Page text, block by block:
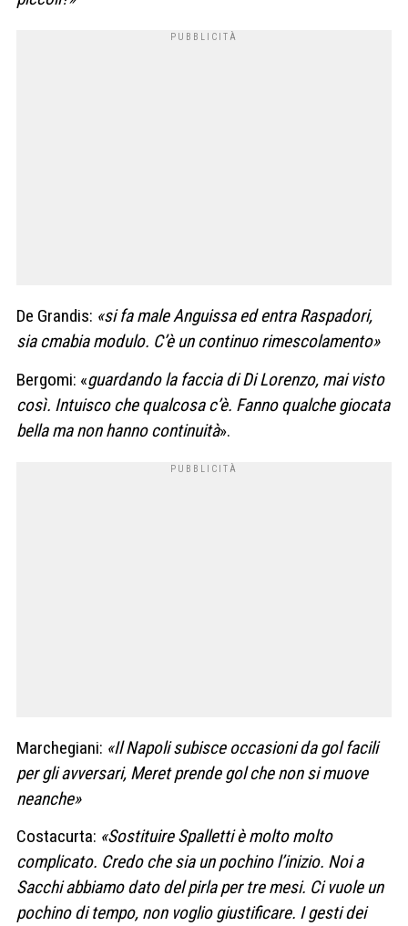
De Grandis: «si fa male Anguissa ed entra Raspadori,
sia cmabia modulo. C’è un continuo rimescolamento»
Bergomi: «guardando la faccia di Di Lorenzo, mai visto
così. Intuisco che qualcosa c’è. Fanno qualche giocata
bella ma non hanno continuità».
Marchegiani: «Il Napoli subisce occasioni da gol facili
per gli avversari, Meret prende gol che non si muove
neanche»
Costacurta: «Sostituire Spalletti è molto molto
complicato. Credo che sia un pochino l’inizio. Noi a
Sacchi abbiamo dato del pirla per tre mesi. Ci vuole un
pochino di tempo, non voglio giustificare. I gesti dei